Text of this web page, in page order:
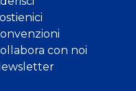
con noi